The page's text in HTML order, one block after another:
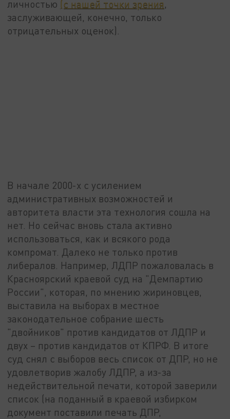
личностью (с нашей точки зрения,
заслуживающей, конечно, только
отрицательных оценок).
В начале 2000-х с усилением
административных возможностей и
авторитета власти эта технология сошла на
нет. Но сейчас вновь стала активно
использоваться, как и всякого рода
компромат. Далеко не только против
либералов. Например, ЛДПР пожаловалась в
Красноярский краевой суд на "Демпартию
России", которая, по мнению жириновцев,
выставила на выборах в местное
законодательное собрание шесть
"двойников" против кандидатов от ЛДПР и
двух – против кандидатов от КПРФ. В итоге
суд снял с выборов весь список от ДПР, но не
удовлетворив жалобу ЛДПР, а из-за
недействительной печати, которой заверили
список (на поданный в краевой избирком
документ поставили печать ДПР,